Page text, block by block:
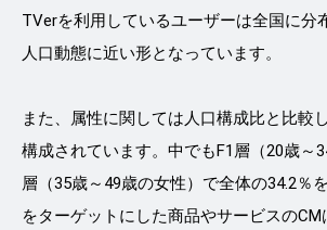
TVerを利用しているユーザーは全国に分
人口動態に近い形となっています。
また、属性に関しては人口構成比と比較
構成されています。中でもF1層（20歳～
層（35歳～49歳の女性）で全体の34.2％
をターゲットにした商品やサービスの